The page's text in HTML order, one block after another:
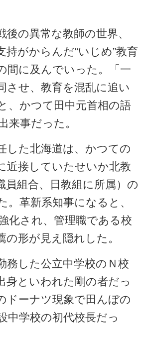
の異常な教師の世界、
持がからんだ“いじめ”教育
間に及んでいった。「一
させ、教育を混乱に追い
、かつて田中元首相の語
来事だった。
した北海道は、かつての
近接していたせいか北教
員組合、日教組に所属）の
。革新系知事になると、
化され、管理職である校
の形が見え隠れした。
務した公立中学校のＮ校
身といわれた剛の者だっ
ドーナツ現象で田んぼの
中学校の初代校長だっ